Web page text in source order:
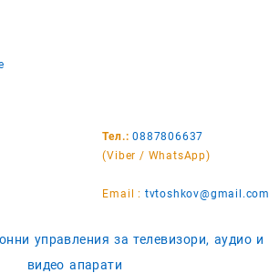
Тел.: 0887806637
(Viber / WhatsApp)
Email : tvtoshkov@gmail.com
управления за телевизори, аудио и
видео апарати